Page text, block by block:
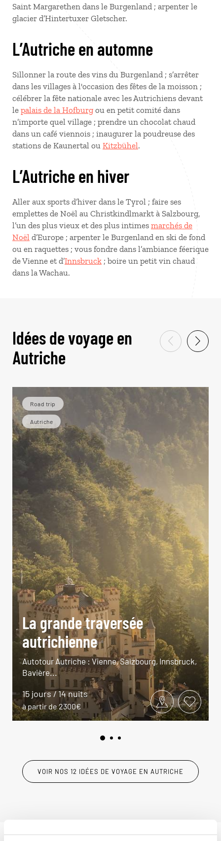
Saint Margarethen dans le Burgenland ; arpenter le
glacier d’Hintertuxer Gletscher.
L’Autriche en automne
Sillonner la route des vins du Burgenland ; s’arrêter
dans les villages à l'occasion des fêtes de la moisson ;
célébrer la fête nationale avec les Autrichiens devant
le palais de la Hofburg ou en petit comité dans
n’importe quel village ; prendre un chocolat chaud
dans un café viennois ; inaugurer la poudreuse des
stations de Kaunertal ou Kitzbühel.
L’Autriche en hiver
Aller aux sports d’hiver dans le Tyrol ; faire ses
emplettes de Noël au Christkindlmarkt à Salzbourg,
l’un des plus vieux et des plus intimes marchés de
Noël d’Europe ; arpenter le Burgenland en ski de fond
ou en raquettes ; vous fondre dans l’ambiance féerique
de Vienne et d’Innsbruck ; boire un petit vin chaud
dans la Wachau.
Idées de voyage en
Autriche
Road trip
Autriche
La grande traversée
autrichienne
Autotour Autriche : Vienne, Salzbourg, Innsbruck,
Bavière...
15 jours / 14 nuits
à partir de 2300€
VOIR NOS 12 IDÉES DE VOYAGE EN AUTRICHE